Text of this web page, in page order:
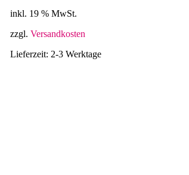
inkl. 19 % MwSt.
zzgl.Versandkosten
Lieferzeit: 2-3 Werktage